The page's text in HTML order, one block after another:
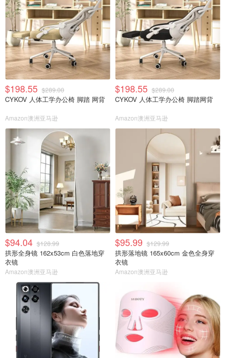
$198.55 $289.00
CYKOV 人体工学办公椅 脚踏 网背
Amazon澳洲亚马逊
$198.55 $289.00
CYKOV 人体工学办公椅 脚踏网背
Amazon澳洲亚马逊
$94.04 $128.99
拱形全身镜 162x53cm 白色落地穿
衣镜
Amazon澳洲亚马逊
$95.99 $129.99
拱形落地镜 165x60cm 金色全身穿
衣镜
Amazon澳洲亚马逊